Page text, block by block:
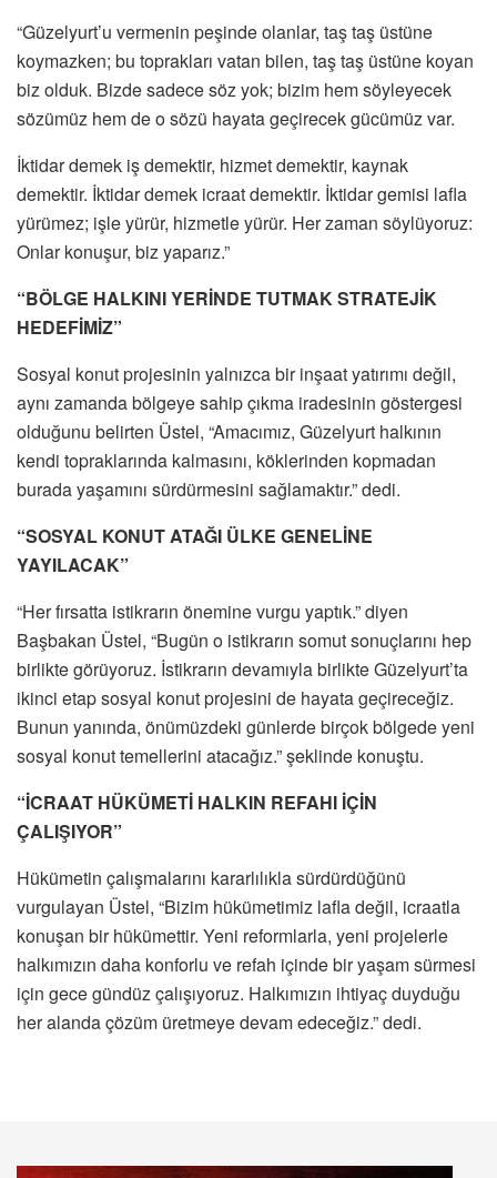
“Güzelyurt’u vermenin peşinde olanlar, taş taş üstüne
koymazken; bu toprakları vatan bilen, taş taş üstüne koyan
biz olduk. Bizde sadece söz yok; bizim hem söyleyecek
sözümüz hem de o sözü hayata geçirecek gücümüz var.
İktidar demek iş demektir, hizmet demektir, kaynak
demektir. İktidar demek icraat demektir. İktidar gemisi lafla
yürümez; işle yürür, hizmetle yürür. Her zaman söylüyoruz:
Onlar konuşur, biz yaparız.”
“BÖLGE HALKINI YERİNDE TUTMAK STRATEJİK
HEDEFİMİZ”
Sosyal konut projesinin yalnızca bir inşaat yatırımı değil,
aynı zamanda bölgeye sahip çıkma iradesinin göstergesi
olduğunu belirten Üstel, “Amacımız, Güzelyurt halkının
kendi topraklarında kalmasını, köklerinden kopmadan
burada yaşamını sürdürmesini sağlamaktır.” dedi.
“SOSYAL KONUT ATAĞI ÜLKE GENELİNE
YAYILACAK”
“Her fırsatta istikrarın önemine vurgu yaptık.” diyen
Başbakan Üstel, “Bugün o istikrarın somut sonuçlarını hep
birlikte görüyoruz. İstikrarın devamıyla birlikte Güzelyurt’ta
ikinci etap sosyal konut projesini de hayata geçireceğiz.
Bunun yanında, önümüzdeki günlerde birçok bölgede yeni
sosyal konut temellerini atacağız.” şeklinde konuştu.
“İCRAAT HÜKÜMETİ HALKIN REFAHI İÇİN
ÇALIŞIYOR”
Hükümetin çalışmalarını kararlılıkla sürdürdüğünü
vurgulayan Üstel, “Bizim hükümetimiz lafla değil, icraatla
konuşan bir hükümettir. Yeni reformlarla, yeni projelerle
halkımızın daha konforlu ve refah içinde bir yaşam sürmesi
için gece gündüz çalışıyoruz. Halkımızın ihtiyaç duyduğu
her alanda çözüm üretmeye devam edeceğiz.” dedi.